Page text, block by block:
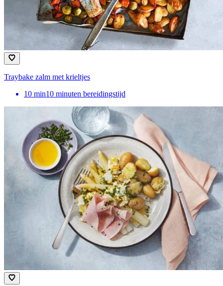
Traybake zalm met krieltjes
10 min10 minuten bereidingstijd